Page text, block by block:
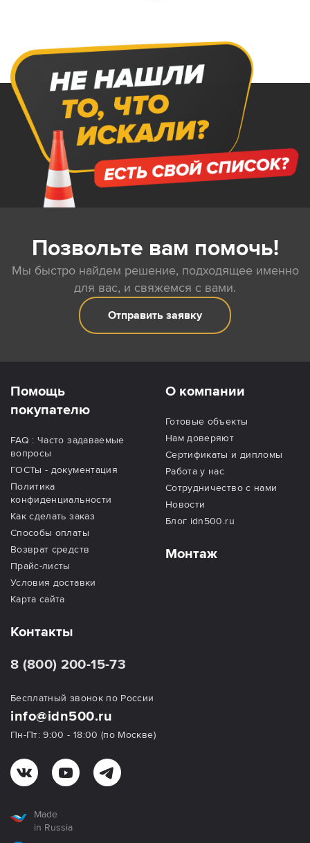
Позвольте вам помочь!
Мы быстро найдем решение, подходящее именно
для вас, и свяжемся с вами.
Отправить заявку
Помощь
покупателю
FAQ : Часто задаваемые
вопросы
ГОСТы - документация
Политика
конфиденциальности
Как сделать заказ
Способы оплаты
Возврат средств
Прайс-листы
Условия доставки
Карта сайта
О компании
Готовые объекты
Нам доверяют
Сертификаты и дипломы
Работа у нас
Сотрудничество с нами
Новости
Блог idn500.ru
Монтаж
Контакты
8 (800) 200-15-73
Бесплатный звонок по России
info@idn500.ru
Пн-Пт: 9:00 - 18:00 (по Москве)
Made
in Russia